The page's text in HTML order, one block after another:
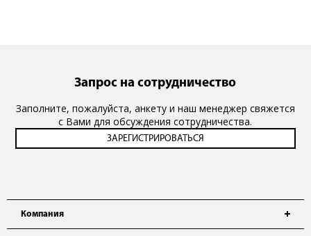
Компания
Запрос на сотрудничество
Заполните, пожалуйста, анкету и наш менеджер свяжется
с Вами для обсуждения сотрудничества.